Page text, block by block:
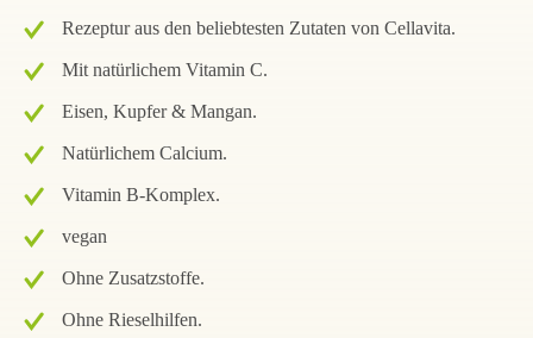
Rezeptur aus den beliebtesten Zutaten von Cellavita.
Mit natürlichem Vitamin C.
Eisen, Kupfer & Mangan.
Natürlichem Calcium.
Vitamin B-Komplex.
vegan
Ohne Zusatzstoffe.
Ohne Rieselhilfen.